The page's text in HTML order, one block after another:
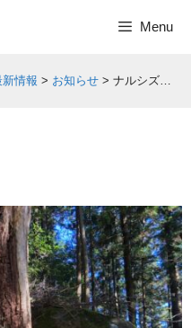
Menu
新情報 > お知らせ > ナルシズムの正体